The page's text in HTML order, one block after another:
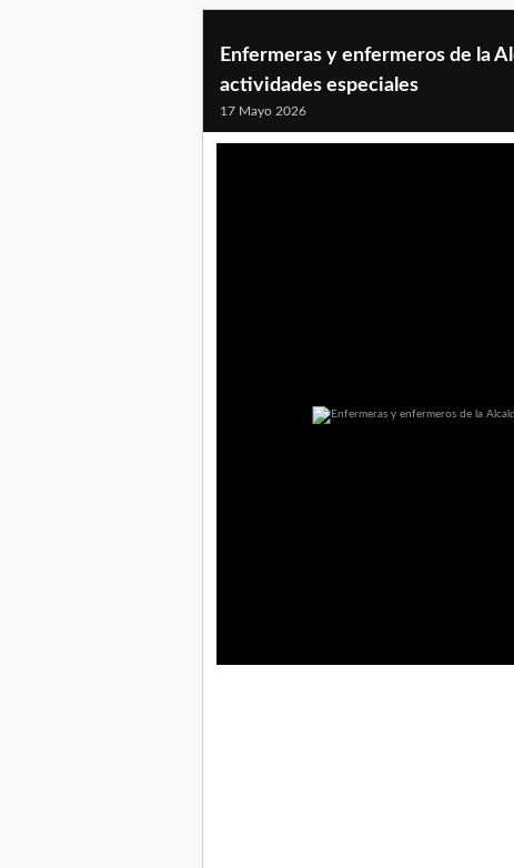
Enfermeras y enfermeros de la
actividades especiales
17 Mayo 2026